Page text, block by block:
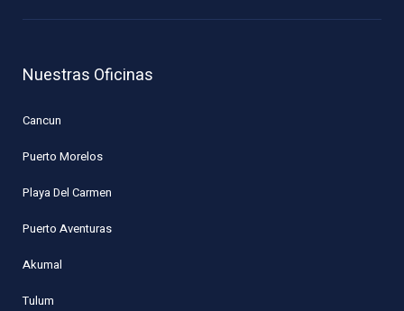
Nuestras Oficinas
Cancun
Puerto Morelos
Playa Del Carmen
Puerto Aventuras
Akumal
Tulum